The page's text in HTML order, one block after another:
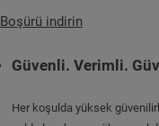
Boşürü indirin
Güvenli. Verimli.
Her koşulda yüksek